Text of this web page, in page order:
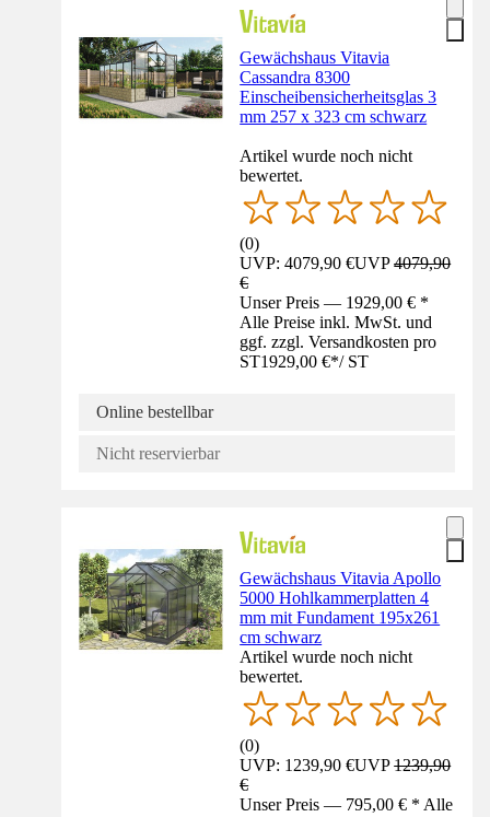
Gewächshaus Vitavia
Cassandra 8300
Einscheibensicherheitsglas 3
mm 257 x 323 cm schwarz
Artikel wurde noch nicht
bewertet.
(0)
UVP: 4079,90 €UVP4079,90
€
Unser Preis — 1929,00 € *
Alle Preise inkl. MwSt. und
ggf. zzgl. Versandkosten pro
ST1929,00 €*/ ST
Online bestellbar
Nicht reservierbar
Gewächshaus Vitavia Apollo
5000 Hohlkammerplatten 4
mm mit Fundament 195x261
cm schwarz
Artikel wurde noch nicht
bewertet.
(0)
UVP: 1239,90 €UVP1239,90
€
Unser Preis — 795,00 € * Alle